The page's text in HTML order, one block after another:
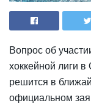
Вопрос об
хоккейной лиги
решится в
официальном